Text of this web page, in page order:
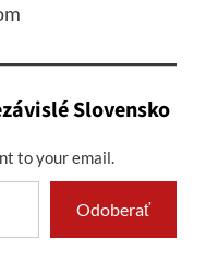
Slovensko
to your email.
Odoberať